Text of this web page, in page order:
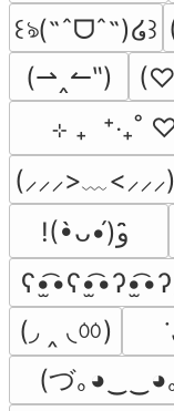
꒰ঌ(˶ˆᗜˆ˵)໒꒱
(⇀‸↼‶)
⊹ ₊  ⁺‧₊˚
(⸝⸝⸝>﹏<⸝⸝⸝)
(◞ ‸ ◟ㆀ)
(づ｡◕‿‿◕